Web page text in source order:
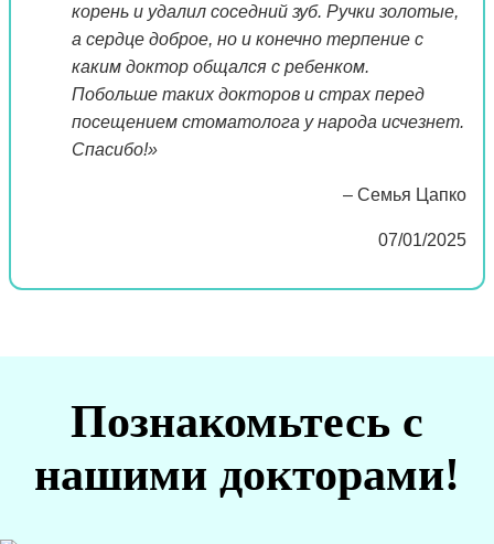
корень и удалил соседний зуб. Ручки золотые,
а сердце доброе, но и конечно терпение с
каким доктор общался с ребенком.
Побольше таких докторов и страх перед
посещением стоматолога у народа исчезнет.
Спасибо!»
– Семья Цапко
07/01/2025
Познакомьтесь с
нашими докторами!